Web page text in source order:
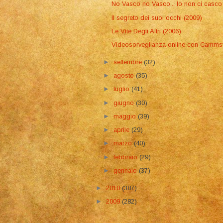
No Vasco no Vasco... Io non ci casco
Il segreto dei suoi occhi (2009)
Le Vite Degli Altri (2006)
Videosorveglianza online con
►settembre(32)
►agosto(35)
►luglio(41)
►giugno(30)
►maggio(39)
►aprile(29)
►marzo(40)
►febbraio(29)
►gennaio(37)
►2010(387)
►2009(282)